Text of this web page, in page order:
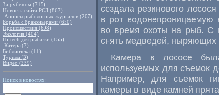
За рубежом (715)
Новости сайта РСЛ (867)
Анонсы рыболовных журналов (207)
Борьба с браконьерами (650)
Происшествия (698)
Экология (404)
Hi-tech для рыбалки (155)
Катера (7)
Библиотека (11)
Туризм (3)
Видео (239)
Поиск в новостях:
создала резинового
в рот водонепроницаемую
во время охоты на рыб. С
снять медведей, ныряющих
Камера в лососе
используемых для съемок
Например, для съемок
камеры в виде камней